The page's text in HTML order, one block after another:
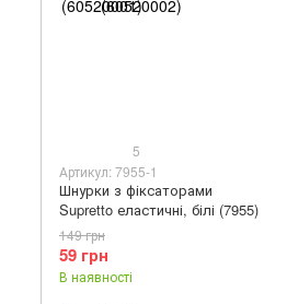
5
Артикул: 7955-1
Шнурки з фіксаторами
Supretto еластичні, білі (7955)
59 грн
149 грн
В наявності